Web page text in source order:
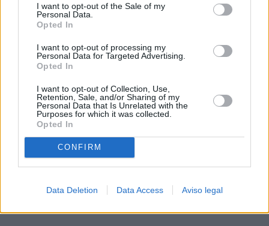
cualquier momento entrando de nuevo en este sitio web o
visitando nuestra política de privacidad.
I want to opt-out of the Sale of my
Personal Data.
Opted In
I want to opt-out of processing my
Personal Data for Targeted Advertising.
Opted In
I want to opt-out of Collection, Use,
Retention, Sale, and/or Sharing of my
Personal Data that Is Unrelated with the
Purposes for which it was collected.
Opted In
CONFIRM
Data Deletion Data Access Aviso legal